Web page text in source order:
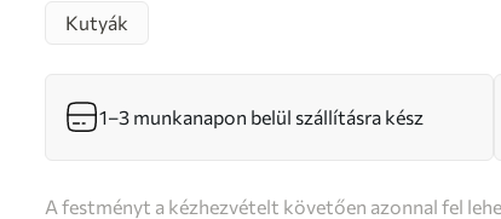
Kutyák
1–3 munkanapon belül szállításra kész
A festményt a kézhezvételt követően azonnal fel